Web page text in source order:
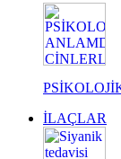
İLAÇLAR